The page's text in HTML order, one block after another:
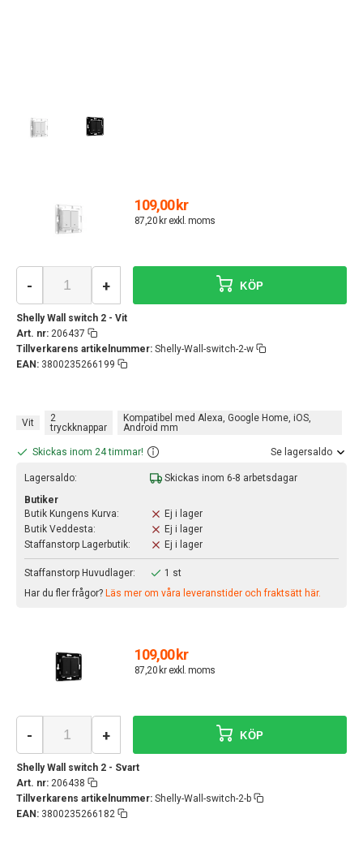
109,00 kr
87,20 kr exkl. moms
Shelly Wall switch 2 - Vit
Art. nr: 206437
Tillverkarens artikelnummer: Shelly-Wall-switch-2-w
EAN: 3800235266199
- + KÖP
Vit
2
tryckknappar
Kompatibel med Alexa, Google Home, iOS,
Android mm
Skickas inom 24 timmar! Se lagersaldo
Lagersaldo:
Skickas inom 6-8 arbetsdagar
Butiker
Butik Kungens Kurva:
Ej i lager
Butik Veddesta:
Ej i lager
Staffanstorp Lagerbutik:
Ej i lager
Staffanstorp Huvudlager:
1 st
Har du fler frågor? Läs mer om våra leveranstider och fraktsätt här.
109,00 kr
87,20 kr exkl. moms
Shelly Wall switch 2 - Svart
Art. nr: 206438
Tillverkarens artikelnummer: Shelly-Wall-switch-2-b
EAN: 3800235266182
- + KÖP